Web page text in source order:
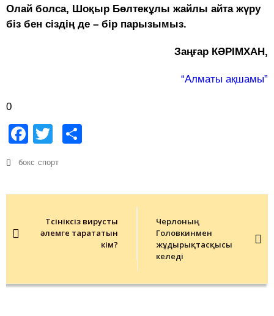
Олай болса, Шоқыр Бөлтекұлы жайлы айта жүру
біз бен сіздің де – бір пары­зымыз.
Заңғар КӘРІМХАН,
“Алматы ақшамы”
0
Facebook
Twitter
бокс спорт
navigationТүсініксіз вирусты
әлемге тарататын
кім?
Черлоның
Головкинмен
жұдырықтасқысы
келеді